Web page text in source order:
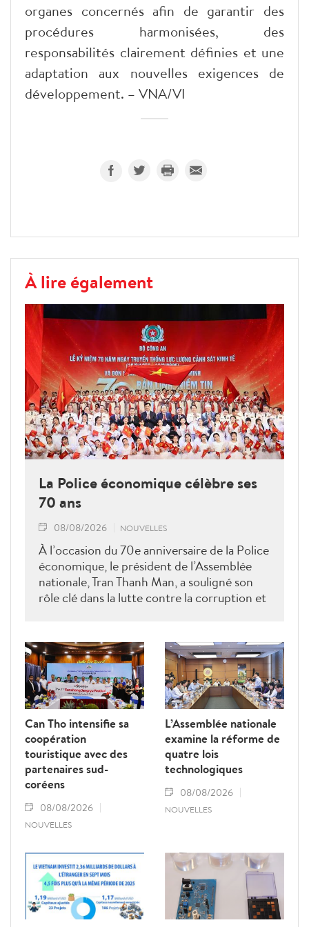
organes concernés afin de garantir des
procédures harmonisées, des
responsabilités clairement définies et une
adaptation aux nouvelles exigences de
développement. – VNA/VI
À lire également
La Police économique célèbre ses
70 ans
08/08/2026 NOUVELLES
À l’occasion du 70e anniversaire de la Police
économique, le président de l’Assemblée
nationale, Tran Thanh Man, a souligné son
rôle clé dans la lutte contre la corruption et
Can Tho intensifie sa
coopération
touristique avec des
partenaires sud-
coréens
08/08/2026
NOUVELLES
L’Assemblée nationale
examine la réforme de
quatre lois
technologiques
08/08/2026
NOUVELLES